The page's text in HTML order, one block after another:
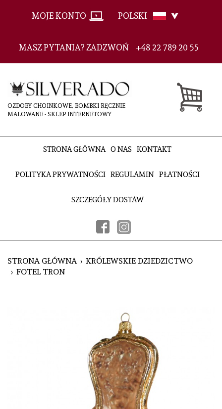
MOJE KONTO POLSKI
MASZ PYTANIA? ZADZWOŃ +48 22 789 20 55
OZDOBY CHOINKOWE, BOMBKI RĘCZNIE
MALOWANE - SKLEP INTERNETOWY
STRONA GŁÓWNA O NAS KONTAKT
POLITYKA PRYWATNOŚCI REGULAMIN PŁATNOŚCI
SZCZEGÓŁY DOSTAW
STRONA GŁÓWNA
KRÓLEWSKIE DZIEDZICTWO
FOTEL TRON